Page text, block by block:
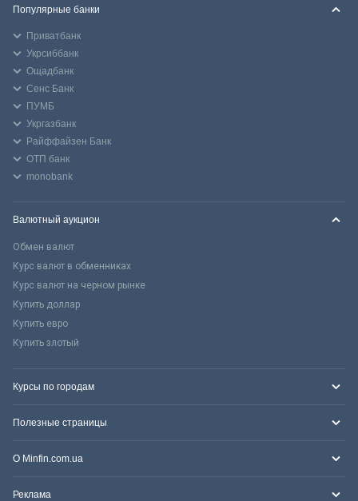
Популярные банки
Приватбанк
Укрсиббанк
Ощадбанк
Сенс Банк
ПУМБ
Укргазбанк
Райффайзен Банк
ОТП банк
monobank
Валютный аукцион
Обмен валют
Курс валют в обменниках
Курс валют на черном рынке
Купить доллар
Купить евро
Купить злотый
Курсы по городам
Полезные страницы
О Minfin.com.ua
Реклама